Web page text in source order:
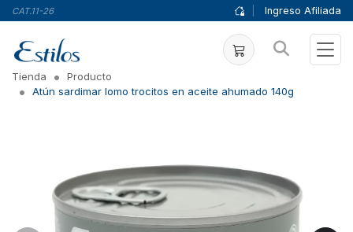
CAT.11-26 Ingreso Afiliada
Tienda
Producto
Atún sardimar lomo trocitos en aceite ahumado 140g